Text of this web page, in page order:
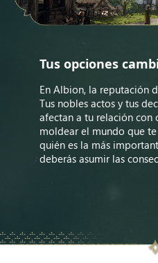
Tus opciones
En Albion, la reputación
Tus nobles actos y tus
afectan a tu relación con
moldear el mundo que
quién es la más
deberás asumir las